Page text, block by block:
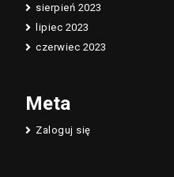
sierpień 2023
lipiec 2023
czerwiec 2023
Meta
Zaloguj się